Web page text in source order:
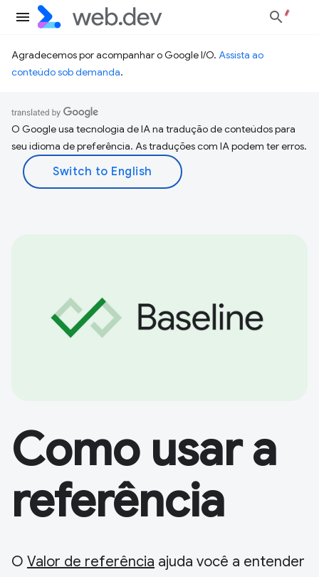
Agradecemos por acompanhar o Google I/O. Assista ao
conteúdo sob demanda.
O Google usa tecnologia de IA na tradução de conteúdos para
seu idioma de preferência. As traduções com IA podem ter erros.
Como usar a
referência
O Valor de referência ajuda você a entender